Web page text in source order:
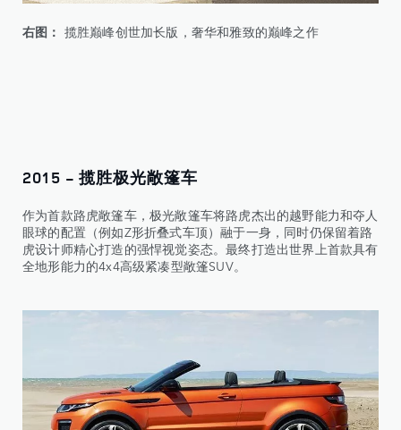
右图： 揽胜巅峰创世加长版，奢华和雅致的巅峰之作
2015 - 揽胜极光敞篷车
作为首款路虎敞篷车，极光敞篷车将路虎杰出的越野能力和夺人
眼球的配置（例如Z形折叠式车顶）融于一身，同时仍保留着路
虎设计师精心打造的强悍视觉姿态。最终打造出世界上首款具有
全地形能力的4x4高级紧凑型敞篷SUV。